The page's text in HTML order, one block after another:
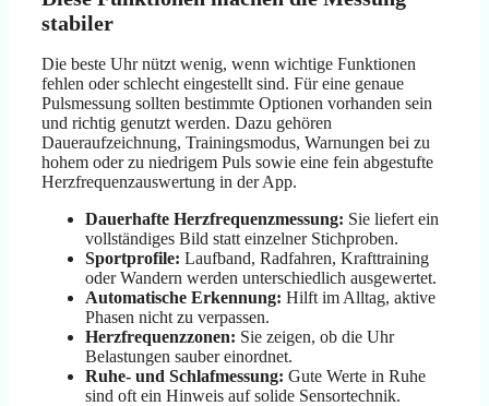
stabiler
Die beste Uhr nützt wenig, wenn wichtige Funktionen
fehlen oder schlecht eingestellt sind. Für eine genaue
Pulsmessung sollten bestimmte Optionen vorhanden sein
und richtig genutzt werden. Dazu gehören
Daueraufzeichnung, Trainingsmodus, Warnungen bei zu
hohem oder zu niedrigem Puls sowie eine fein abgestufte
Herzfrequenzauswertung in der App.
Dauerhafte Herzfrequenzmessung: Sie liefert ein
vollständiges Bild statt einzelner Stichproben.
Sportprofile: Laufband, Radfahren, Krafttraining
oder Wandern werden unterschiedlich ausgewertet.
Automatische Erkennung: Hilft im Alltag, aktive
Phasen nicht zu verpassen.
Herzfrequenzzonen: Sie zeigen, ob die Uhr
Belastungen sauber einordnet.
Ruhe- und Schlafmessung: Gute Werte in Ruhe
sind oft ein Hinweis auf solide Sensortechnik.